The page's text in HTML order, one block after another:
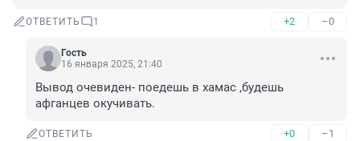
ОТВЕТИТЬ 1 +2 –0
Гость
16 января 2025, 21:40
Вывод очевиден- поедешь в хамас ,будешь
афганцев окучивать.
ОТВЕТИТЬ +0 –1